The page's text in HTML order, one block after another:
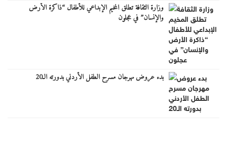
وزارة الثقافة تطلق المخيم الإبداعي للأطفال “ذاكرة الأرض
والإنسان” في عجلون
بدء عروض مهرجان مسرح الطفل الأردني بدورته الـ20